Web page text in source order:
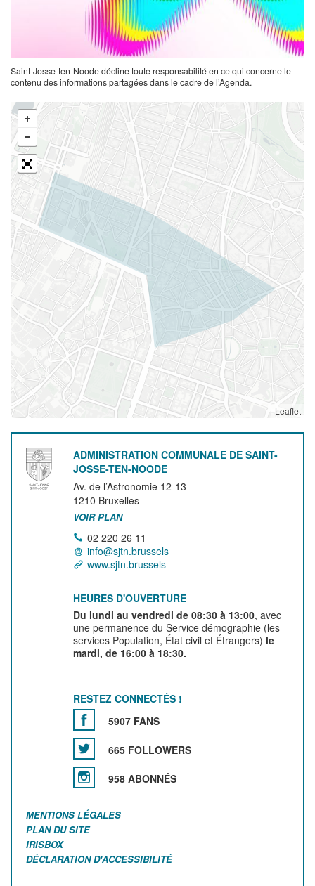
Saint-Josse-ten-Noode décline toute responsabilité en ce qui concerne le
contenu des informations partagées dans le cadre de l’Agenda.
Leaflet
ADMINISTRATION COMMUNALE DE SAINT-
JOSSE-TEN-NOODE
Av. de l’Astronomie 12-13
1210 Bruxelles
VOIR PLAN
02 220 26 11
info@sjtn.brussels
www.sjtn.brussels
HEURES D'OUVERTURE
Du lundi au vendredi de 08:30 à 13:00, avec
une permanence du Service démographie (les
services Population, État civil et Étrangers) le
mardi, de 16:00 à 18:30.
RESTEZ CONNECTÉS !
5907 FANS
665 FOLLOWERS
958 ABONNÉS
MENTIONS LÉGALES
PLAN DU SITE
IRISBOX
DÉCLARATION D'ACCESSIBILITÉ